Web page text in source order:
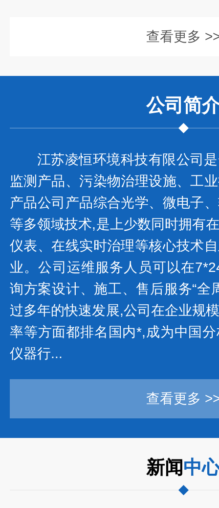
查看更多
公司 简
江苏凌恒环境科技有限公司
监测产品、污染物治理设施、工
产品公司产品综合光学、微电子
等多领域技术,是上少数同时拥有
仪表、在线实时治理等核心技术
业。公司运维服务人员可以在
询方案设计、施工、售后服务“全
过多年的快速发展,公司在企业规
率等方面都排名国内*,成为中国
仪器行...
查看更多
新闻中